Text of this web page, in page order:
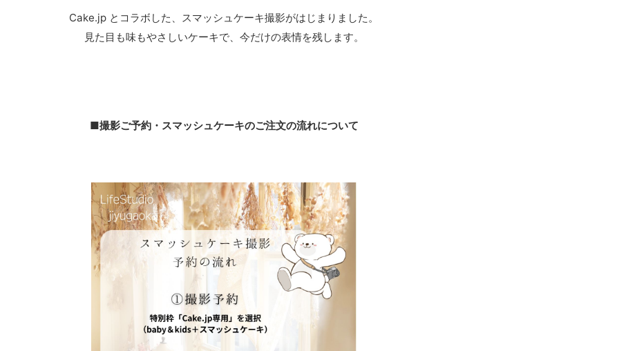
Cake.jp とコラボした、スマッシュケーキ撮影がはじまりました。
見た目も味もやさしいケーキで、今だけの表情を残します。
■撮影ご予約・スマッシュケーキのご注文の流れについて